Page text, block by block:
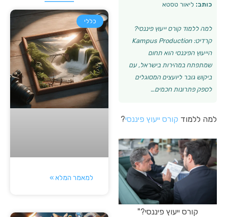
כותב: ליאור טסטא
למה ללמוד קורס ייעוץ פיננסי?
קרדיט: Kampus Production
הייעוץ הפיננסי הוא תחום
שמתפתח במהירות בישראל, עם
ביקוש גובר ליועצים המסוגלים
לספק פתרונות חכמים…
למה ללמוד קורס ייעוץ פיננסי?
קורס ייעוץ פיננסי?"
כללי
למאמר המלא »